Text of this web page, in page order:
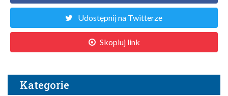
Udostępnij na Twitterze
Skopiuj link
Kategorie